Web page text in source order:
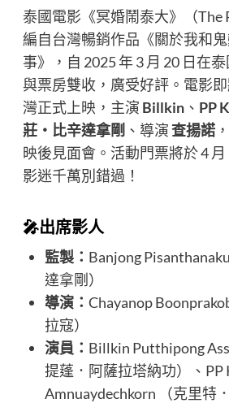
泰國電影《冥婚鬧泰大》（The
編自台灣暢銷作品《關於我和
事》，自 2025 年 3 月 20 日在
與票房雙收，廣受好評。電影即
灣正式上映，主演 Billkin、 PP
莊・比辛達拿剛 、導演查揚諾
映後見面會。活動門票將於 4 月
影迷千萬別錯過！
🎤出席影人
監製： Banjong
達拿剛）
導演： Chayanop
拉寇）
演員： Billkin Putthipong
提蓬．阿薩拉塔納功）、PP
Amnuaydechkorn （克里特